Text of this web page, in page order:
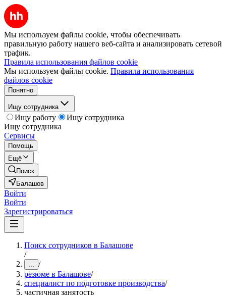
Мы используем файлы cookie, чтобы обеспечивать
правильную работу нашего веб-сайта и анализировать сетевой
трафик.
Правила использования файлов cookie
Мы используем файлы cookie. Правила использования
файлов cookie
Понятно
Ищу сотрудника
Ищу работу
Ищу сотрудника
Ищу сотрудника
Сервисы
Помощь
Ещё
Поиск
Балашов
Войти
Войти
Зарегистрироваться
Поиск сотрудников в Балашове
/
... /
резюме в Балашове/
специалист по подготовке производства/
частичная занятость